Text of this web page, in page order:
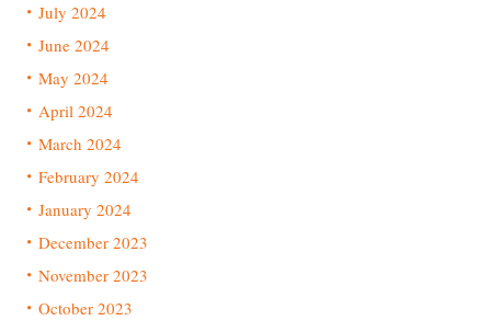
July 2024
June 2024
May 2024
April 2024
March 2024
February 2024
January 2024
December 2023
November 2023
October 2023